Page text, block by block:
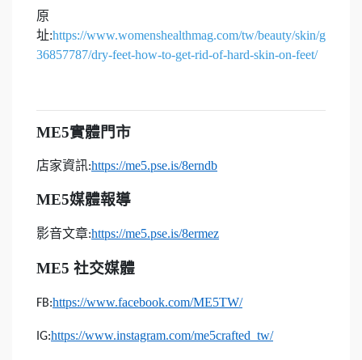
原
址:https://www.womenshealthmag.com/tw/beauty/skin/g
36857787/dry-feet-how-to-get-rid-of-hard-skin-on-feet/
ME5實體門市
店家資訊:https://me5.pse.is/8erndb
ME5媒體報導
影音文章:https://me5.pse.is/8ermez
ME5 社交媒體
FB:https://www.facebook.com/ME5TW/
IG:https://www.instagram.com/me5crafted_tw/